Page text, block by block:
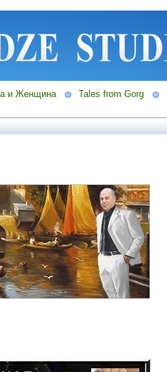
и Женщина Tales from Gorg